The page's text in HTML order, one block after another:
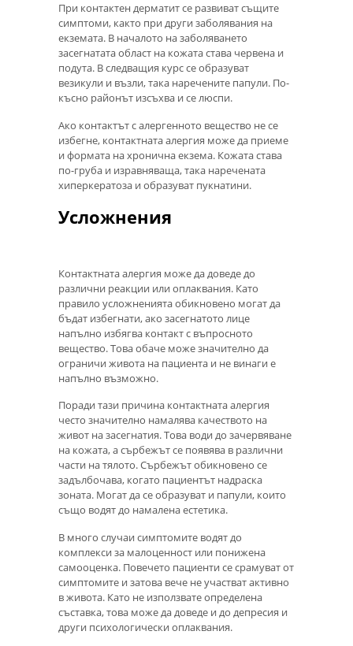
При контактен дерматит се развиват същите
симптоми, както при други заболявания на
екземата. В началото на заболяването
засегнатата област на кожата става червена и
подута. В следващия курс се образуват
везикули и възли, така наречените папули. По-
късно районът изсъхва и се люспи.
Ако контактът с алергенното вещество не се
избегне, контактната алергия може да приеме
и формата на хронична екзема. Кожата става
по-груба и изравняваща, така наречената
хиперкератоза и образуват пукнатини.
Усложнения
Контактната алергия може да доведе до
различни реакции или оплаквания. Като
правило усложненията обикновено могат да
бъдат избегнати, ако засегнатото лице
напълно избягва контакт с въпросното
вещество. Това обаче може значително да
ограничи живота на пациента и не винаги е
напълно възможно.
Поради тази причина контактната алергия
често значително намалява качеството на
живот на засегнатия. Това води до зачервяване
на кожата, а сърбежът се появява в различни
части на тялото. Сърбежът обикновено се
задълбочава, когато пациентът надраска
зоната. Могат да се образуват и папули, които
също водят до намалена естетика.
В много случаи симптомите водят до
комплекси за малоценност или понижена
самооценка. Повечето пациенти се срамуват от
симптомите и затова вече не участват активно
в живота. Като не използвате определена
съставка, това може да доведе и до депресия и
други психологически оплаквания.